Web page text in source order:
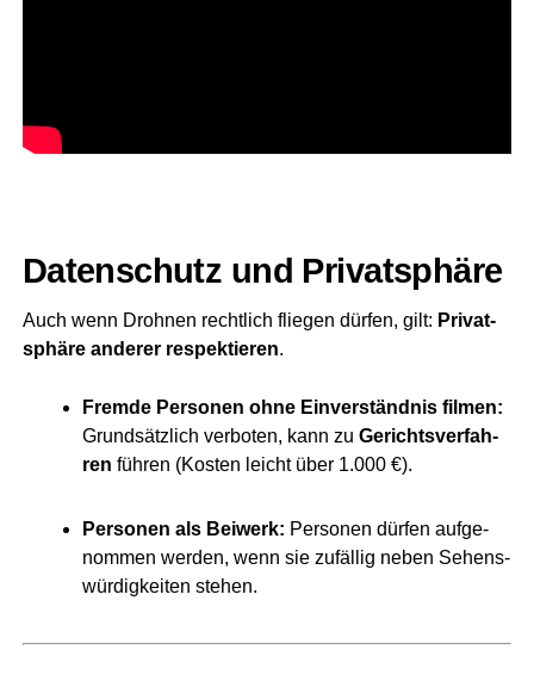
Daten­schutz und Privatsphäre
Auch wenn Droh­nen recht­lich flie­gen dür­fen, gilt: Pri­vat­
sphä­re ande­rer respek­tie­ren.
Frem­de Per­so­nen ohne Ein­ver­ständ­nis fil­men:
Grund­sätz­lich ver­bo­ten, kann zu Gerichts­ver­fah­
ren füh­ren (Kos­ten leicht über 1.000 €).
Per­so­nen als Bei­werk: Per­so­nen dür­fen auf­ge­
nom­men wer­den, wenn sie zufäl­lig neben Sehens­
wür­dig­kei­ten stehen.